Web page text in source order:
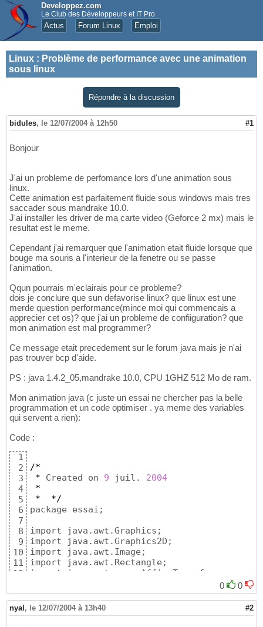
Developpez.com
Le Club des Développeurs et IT Pro
Actus Forum Linux Emploi
Linux : Problème de performance avec une animation
sous linux
Répondre à la discussion
bidules, le 12/07/2004 à 12h50 #1
Bonjour
J'ai un probleme de perfomance lors d'une animation sous
linux.
Cette animation est parfaitement fluide sous windows mais tres
saccader sous mandrake 10.0.
J'ai installer les driver de ma carte video (Geforce 2 mx) mais le
resultat est le meme.
Cependant j'ai remarquer que l'animation etait fluide lorsque que
bouge ma souris a l'interieur de la fenetre ou se passe
l'animation.
Qqun pourrais m'eclairais pour ce probleme?
dois je conclure que sun defavorise linux? que linux est une
merde question performance(mince moi qui commencais a
apprecier cet os)? que j'ai un probleme de confiiguration? que
mon animation est mal programmer?
Ce message etait precedement sur le forum java mais je n'ai
pas trouver bcp d'aide.
PS : java 1.4.2_05,mandrake 10.0, CPU 1GHZ 512 Mo de ram.
Mon animation java (c juste un essai ne chercher pas la belle
programmation et un code optimiser . ya meme des variables
qui servent a rien):
Code :
1
2
3
4
5
6
7
8
9
10
11
12
14
15
16
/*
* Created on 9 juil. 2004
*
*
*/
package essai;
import java.awt.Graphics;
import java.awt.Graphics2D;
import java.awt.Image;
import java.awt.Rectangle;
import java.awt.geom.AffineTransform;
import javax.swing.JFrame;
/**
0 0
nyal , le 12/07/2004 à 13h40 #2